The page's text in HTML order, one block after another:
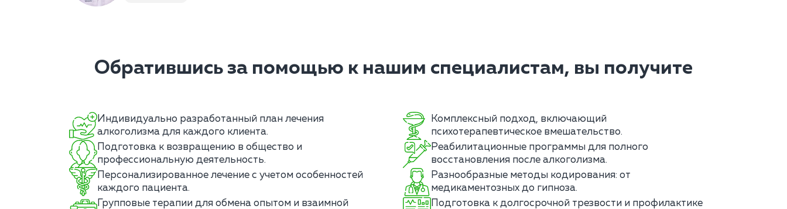
Обратившись за помощью к нашим специалистам, вы получите
Индивидуально разработанный план лечения
алкоголизма для каждого клиента.
Комплексный подход, включающий
психотерапевтическое вмешательство.
Подготовка к возвращению в общество и
профессиональную деятельность.
Реабилитационные программы для полного
восстановления после алкоголизма.
Персонализированное лечение с учетом особенностей
каждого пациента.
Разнообразные методы кодирования: от
медикаментозных до гипноза.
Групповые терапии для обмена опытом и взаимной
Подготовка к долгосрочной трезвости и профилактике